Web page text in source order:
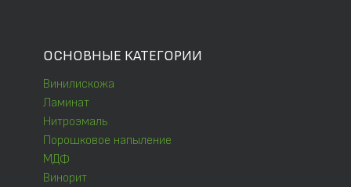
ОСНОВНЫЕ КАТЕГОРИИ
Винилискожа
Ламинат
Нитроэмаль
Порошковое напыление
МДФ
Винорит